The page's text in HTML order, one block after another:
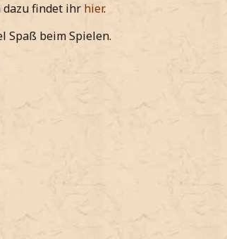
findet ihr hier.
Spaß beim Spielen.